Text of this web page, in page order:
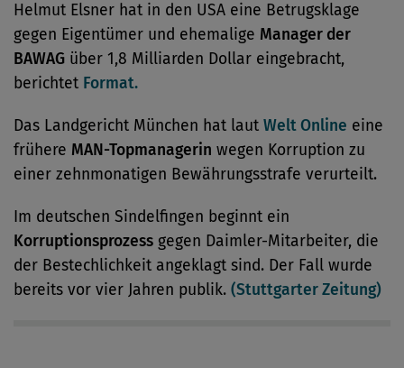
Helmut Elsner hat in den USA eine Betrugsklage
gegen Eigentümer und ehemalige Manager der
BAWAG über 1,8 Milliarden Dollar eingebracht,
berichtet Format.
Das Landgericht München hat laut Welt Online eine
frühere MAN-Topmanagerin wegen Korruption zu
einer zehnmonatigen Bewährungsstrafe verurteilt.
Im deutschen Sindelfingen beginnt ein
Korruptionsprozess gegen Daimler-Mitarbeiter, die
der Bestechlichkeit angeklagt sind. Der Fall wurde
bereits vor vier Jahren publik. (Stuttgarter Zeitung)